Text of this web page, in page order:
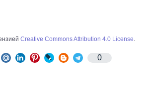
Creative Commons Attribution 4.0 License.
0